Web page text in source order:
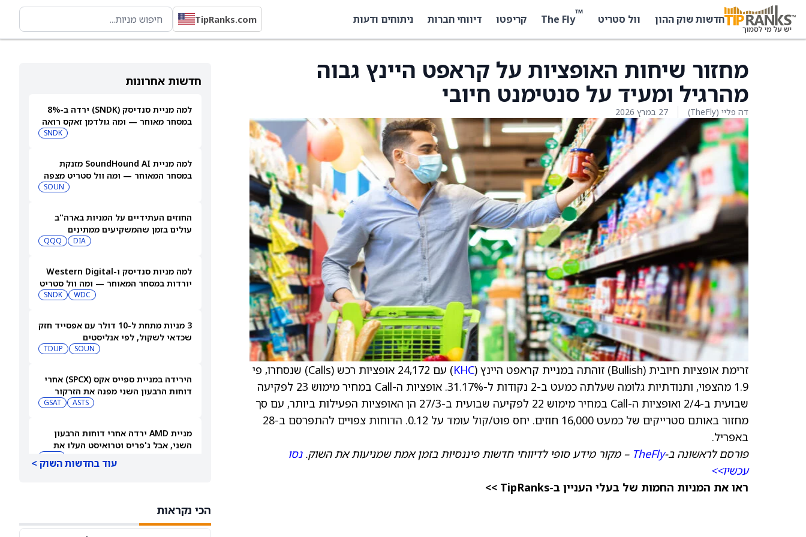
חדשות שוק ההון וול סטריט ™
The Fly קריפטו דיווחי חברות ניתוחים ודעות TipRanks.com
חדשות אחרונות
למה מניית סנדיסק (SNDK) ירדה ב-8%
במסחר מאוחר — ומה גולדמן זאקס רואה
SNDK
למה מניית SoundHound AI מזנקת
במסחר המאוחר — ומה וול סטריט מצפה
SOUN
החוזים העתידיים על המניות בארה"ב
עולים בזמן שהמשקיעים ממתינים
DIA
QQQ
למה מניות סנדיסק ו-Western Digital
יורדות במסחר המאוחר — ומה וול סטריט
WDC
SNDK
3 מניות מתחת ל-10 דולר עם אפסייד חזק
שכדאי לשקול, לפי אנליסטים
SOUN
TDUP
הירידה במניית ספייס אקס (SPCX) אחרי
דוחות הרבעון השני מפנה את הזרקור
לקרנות סל חלל עם חשיפה גבוהה
ASTS
GSAT
מניית AMD ירדה אחרי דוחות הרבעון
השני, אבל ג'פריס וטרואיסט העלו את
עוד בחדשות השוק >
הכי נקראות
מחזור שיחות האופציות על קראפט היינץ גבוה
מהרגיל ומעיד על סנטימנט חיובי
דה פליי (TheFly) 27 במרץ 2026
זרימת אופציות חיובית (Bullish) זוהתה במניית קראפט היינץ ( KHC
) עם 24,172 אופציות רכש (Calls) שנסחרו, פי
1.9 מהצפוי, ותנודתיות גלומה שעלתה כמעט ב-2 נקודות ל-31.17%. אופציות ה-Call במחיר מימוש 23 לפקיעה
שבועית ב-2/4 ואופציות ה-Call במחיר מימוש 22 לפקיעה שבועית ב-27/3 הן האופציות הפעילות ביותר, עם סך
מחזור באותם סטרייקים של כמעט 16,000 חוזים. יחס פוט/קול עומד על 0.12. הדוחות צפויים להתפרסם ב-28
באפריל.
פורסם לראשונה ב-TheFly – מקור מידע סופי לדיווחי חדשות פיננסיות בזמן אמת שמניעות את השוק.נסו
עכשיו>>
ראו את המניות החמות של בעלי העניין ב-TipRanks >>